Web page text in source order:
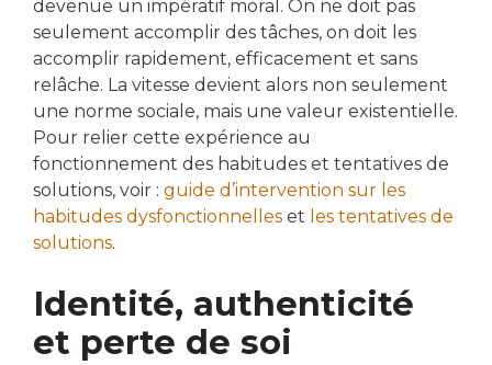
devenue un impératif moral. On ne doit pas
seulement accomplir des tâches, on doit les
accomplir rapidement, efficacement et sans
relâche. La vitesse devient alors non seulement
une norme sociale, mais une valeur existentielle.
Pour relier cette expérience au
fonctionnement des habitudes et tentatives de
solutions, voir : guide d’intervention sur les
habitudes dysfonctionnelles et les tentatives de
solutions.
Identité, authenticité
et perte de soi